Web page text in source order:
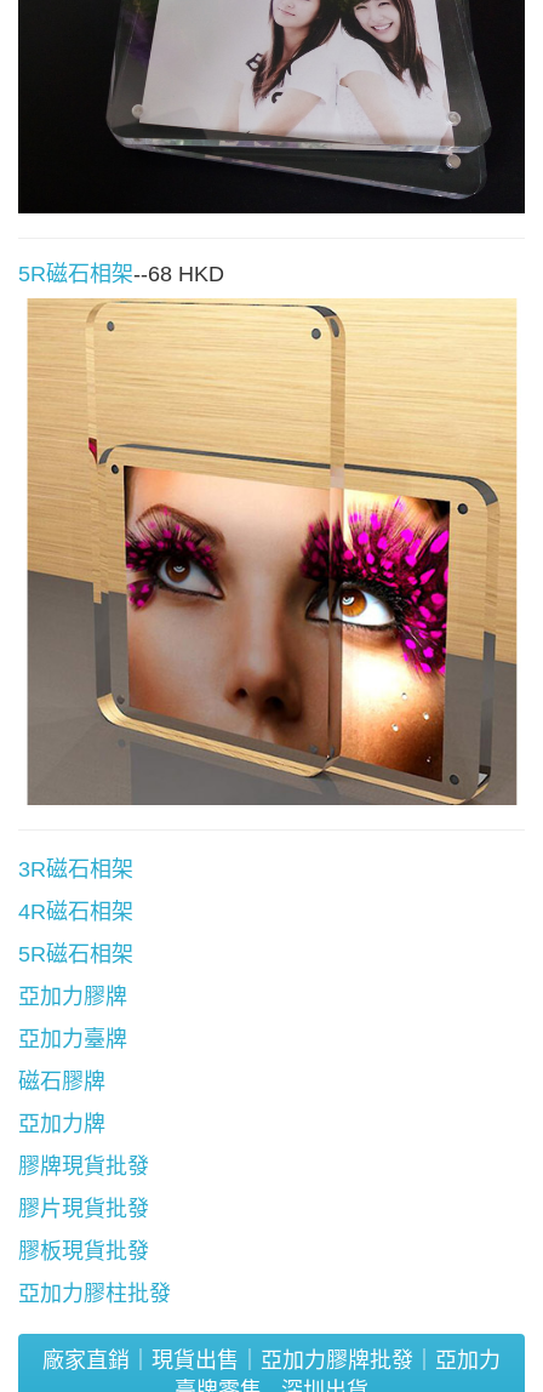
5R磁石相架--68 HKD
3R磁石相架
4R磁石相架
5R磁石相架
亞加力膠牌
亞加力臺牌
磁石膠牌
亞加力牌
膠牌現貨批發
膠片現貨批發
膠板現貨批發
亞加力膠柱批發
廠家直銷｜現貨出售｜亞加力膠牌批發｜亞加力